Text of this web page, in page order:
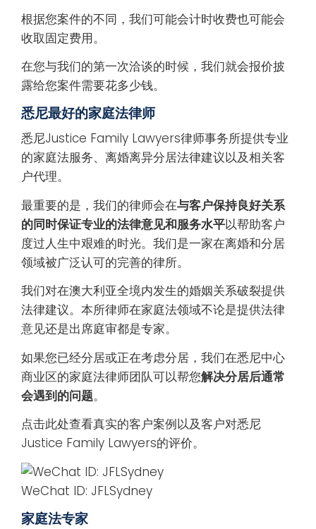
根据您案件的不同，我们可能会计时收费也可能会
收取固定费用。
在您与我们的第一次洽谈的时候，我们就会报价披
露给您案件需要花多少钱。
悉尼最好的家庭法律师
悉尼Justice Family Lawyers律师事务所提供专业
的家庭法服务、离婚离异分居法律建议以及相关客
户代理。
最重要的是，我们的律师会在与客户保持良好关系
的同时保证专业的法律意见和服务水平以帮助客户
度过人生中艰难的时光。我们是一家在离婚和分居
领域被广泛认可的完善的律所。
我们对在澳大利亚全境内发生的婚姻关系破裂提供
法律建议。本所律师在家庭法领域不论是提供法律
意见还是出席庭审都是专家。
如果您已经分居或正在考虑分居，我们在悉尼中心
商业区的家庭法律师团队可以帮您解决分居后通常
会遇到的问题。
点击此处查看真实的客户案例以及客户对悉尼
Justice Family Lawyers的评价。
WeChat ID: JFLSydney
家庭法专家